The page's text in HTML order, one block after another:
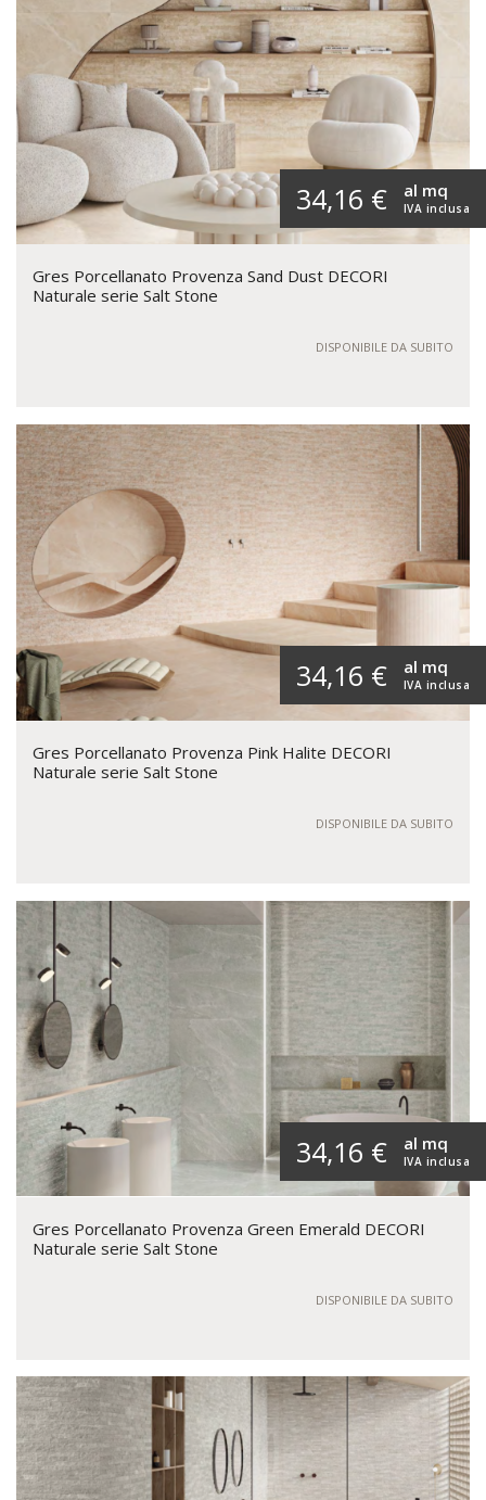
34,16 € IVA inclusa
al mq
Gres Porcellanato Provenza Sand Dust DECORI
Naturale serie Salt Stone
DISPONIBILE DA SUBITO
34,16 € IVA inclusa
al mq
Gres Porcellanato Provenza Pink Halite DECORI
Naturale serie Salt Stone
DISPONIBILE DA SUBITO
34,16 € IVA inclusa
al mq
Gres Porcellanato Provenza Green Emerald DECORI
Naturale serie Salt Stone
DISPONIBILE DA SUBITO